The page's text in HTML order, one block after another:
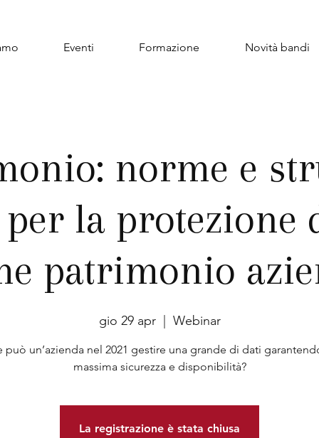
Eventi Formazione Novità bandi
norme e
la protezione
patrimonio
gio 29 apr
  |
Webinar
può un’azienda nel 2021 gestire una grande di dati
massima sicurezza e disponibilità?
La registrazione è stata chiusa